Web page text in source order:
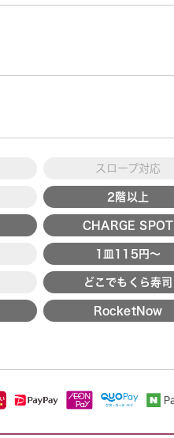
スロープ対応
2階以上
CHARGE SPOT
1皿115円～
どこでもくら寿司
RocketNow